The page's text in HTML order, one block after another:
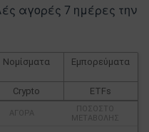
αγορές 7 ημέρες την
Νομίσματα Εμπορεύματα
ETFs
Crypto
ΑΓΌΡΑ
ΠΟΣΟΣΤΌ
ΜΕΤΑΒΟΛΉΣ